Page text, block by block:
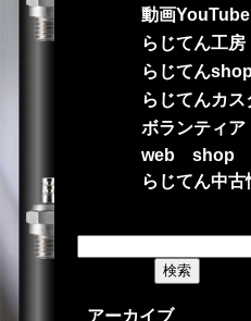
動画YouTube
らじてん工房
らじてん
らじてんカス
ボランティア
web shop
らじてん中古
アーカイブ